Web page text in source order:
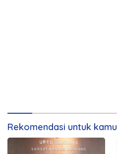
Rekomendasi untuk kamu